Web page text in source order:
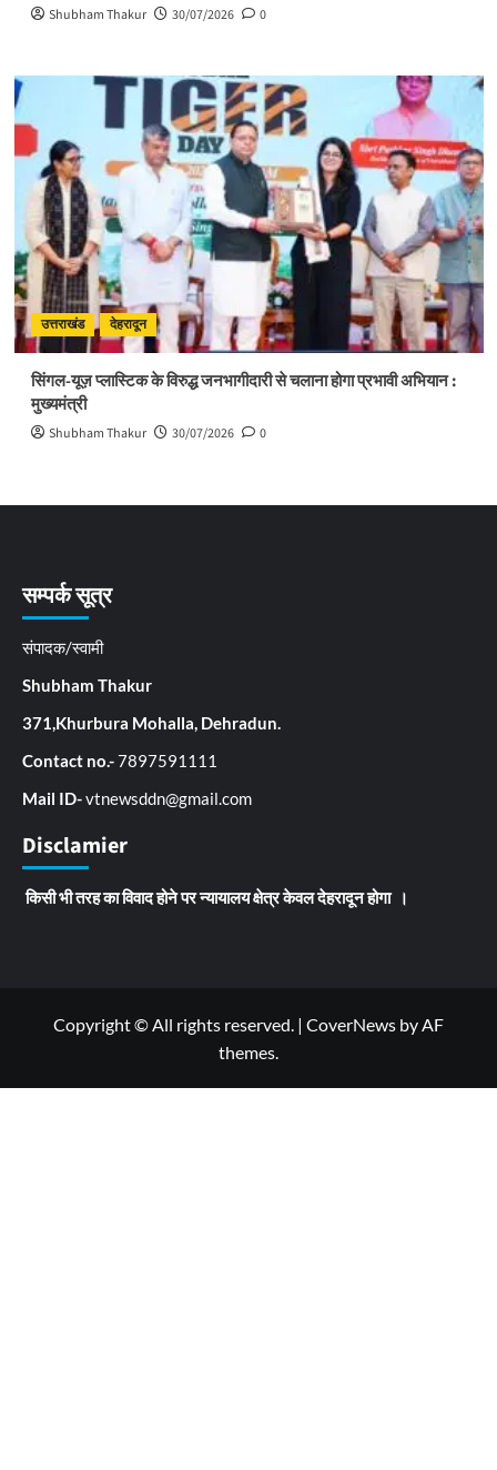
Shubham Thakur 30/07/2026 0
उत्तराखंड देहरादून
सिंगल-यूज़ प्लास्टिक के विरुद्ध जनभागीदारी से चलाना होगा प्रभावी अभियान :
मुख्यमंत्री
Shubham Thakur 30/07/2026 0
सम्पर्क सूत्र
संपादक/स्वामी
Shubham Thakur
371,Khurbura Mohalla, Dehradun.
Contact no.-7897591111
Mail ID-vtnewsddn@gmail.com
Disclamier
किसी भी तरह का विवाद होने पर न्यायालय क्षेत्र केवल देहरादून होगा ।
Copyright © All rights reserved. | CoverNews by AF
themes.